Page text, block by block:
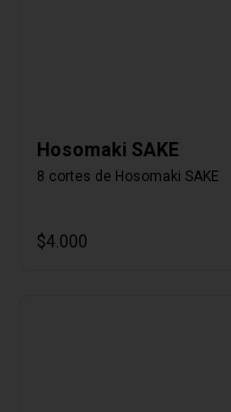
Hosomaki SAKE
8 cortes de Hosomaki SAKE
$4.000